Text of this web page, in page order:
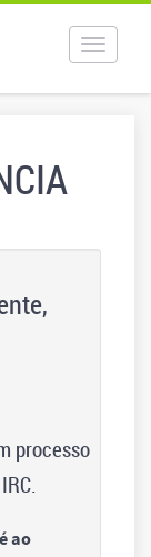
Toggle
processo
ao